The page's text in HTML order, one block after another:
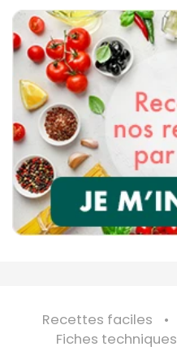
Recettes faciles
Fiches techniques